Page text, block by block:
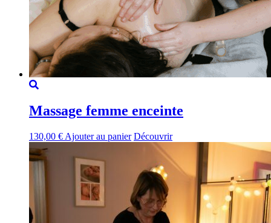
Massage femme enceinte
130,00 € Ajouter au panier Découvrir